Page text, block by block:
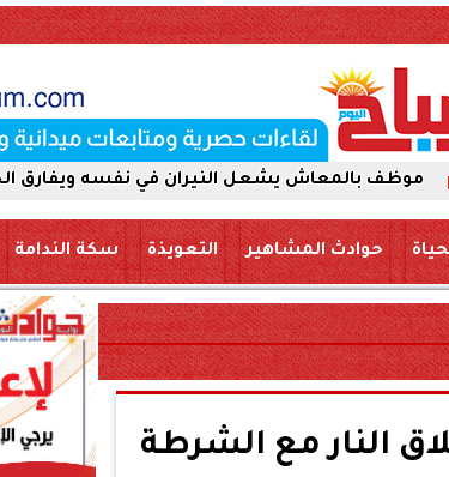
يشعل النيران في نفسه ويفارق الحياة بسوهاج
حوادث المشاهير التعويذة سكة الندامة
النار مع الشرطة